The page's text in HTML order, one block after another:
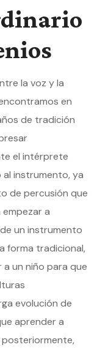
la voz y la
en
de tradición
el intérprete
instrumento, ya
de percusión que
a
un instrumento
forma tradicional,
un niño para que
evolución de
aprender a